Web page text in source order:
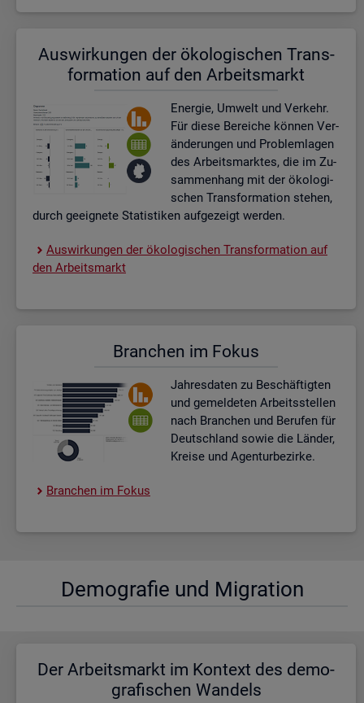
Aus­wir­kun­gen der öko­lo­gi­schen Trans­
for­ma­ti­on auf den Ar­beits­markt
En­er­gie, Um­welt und Ver­kehr.
Für diese Be­rei­che kön­nen Ver­
än­de­run­gen und Pro­blem­la­gen
des Ar­beits­mark­tes, die im Zu­
sam­men­hang mit der öko­lo­gi­
schen Trans­for­ma­ti­on ste­hen,
durch ge­eig­ne­te Sta­tis­ti­ken auf­ge­zeigt wer­den.
Aus­wir­kun­gen der öko­lo­gi­schen Trans­for­ma­ti­on auf
den Ar­beits­markt
Bran­chen im Fokus
Jah­res­da­ten zu Be­schäf­tig­ten
und ge­mel­de­ten Ar­beits­stel­len
nach Bran­chen und Be­ru­fen für
Deutsch­land sowie die Län­der,
Krei­se und Agen­tur­be­zir­ke.
Bran­chen im Fokus
De­mo­gra­fie und Mi­gra­ti­on
Der Ar­beits­markt im Kon­text des de­mo­
gra­fi­schen Wan­dels